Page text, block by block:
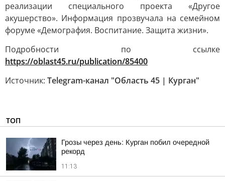
реализации специального проекта «Другое
акушерство». Информация прозвучала на семейном
форуме «Демография. Воспитание. Защита жизни».
Подробности по ссылке
https://oblast45.ru/publication/85400
Источник: Telegram-канал "Область 45 | Курган"
ТОП
Грозы через день: Курган побил очередной
рекорд
11:13